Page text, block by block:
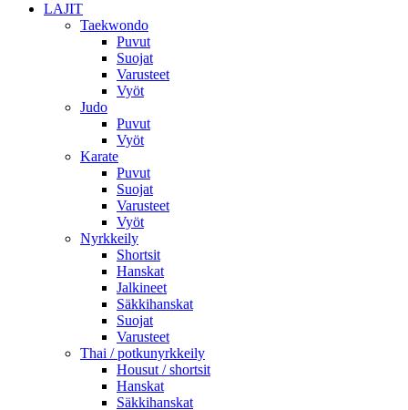
LAJIT
Taekwondo
Puvut
Suojat
Varusteet
Vyöt
Judo
Puvut
Vyöt
Karate
Puvut
Suojat
Varusteet
Vyöt
Nyrkkeily
Shortsit
Hanskat
Jalkineet
Säkkihanskat
Suojat
Varusteet
Thai / potkunyrkkeily
Housut / shortsit
Hanskat
Säkkihanskat